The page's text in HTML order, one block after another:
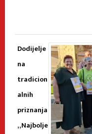
Dodijelje
na
tradicion
alnih
priznanja
„Najbolje